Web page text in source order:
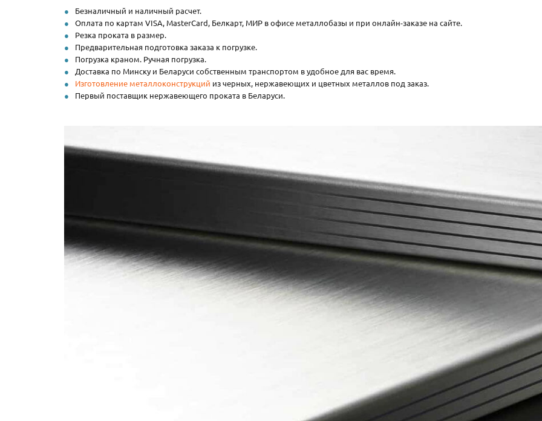
Безналичный и наличный расчет.
Оплата по картам VISA, MasterCard, Белкарт, МИР в офисе металлобазы и при онлайн-заказе на сайте.
Резка проката в размер.
Предварительная подготовка заказа к погрузке.
Погрузка краном. Ручная погрузка.
Доставка по Минску и Беларуси собственным транспортом в удобное для вас время.
Изготовление металлоконструкций из черных, нержавеющих и цветных металлов под заказ.
Первый поставщик нержавеющего проката в Беларуси.